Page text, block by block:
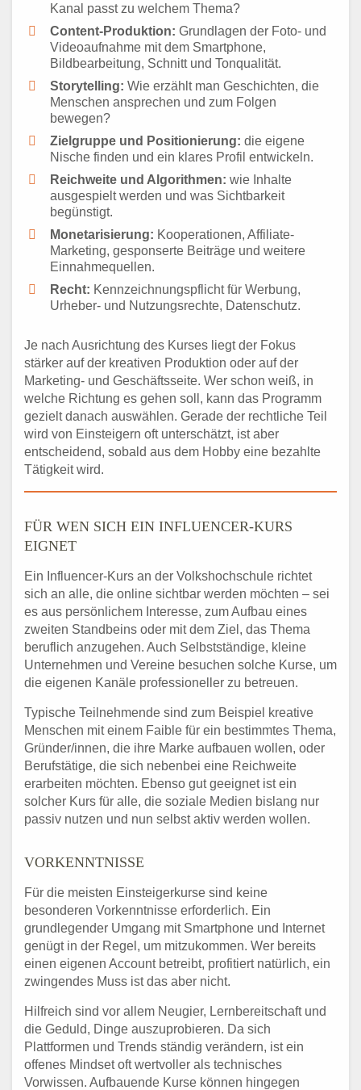
Kanal passt zu welchem Thema?
Content-Produktion: Grundlagen der Foto- und
Videoaufnahme mit dem Smartphone,
Bildbearbeitung, Schnitt und Tonqualität.
Storytelling: Wie erzählt man Geschichten, die
Menschen ansprechen und zum Folgen
bewegen?
Zielgruppe und Positionierung: die eigene
Nische finden und ein klares Profil entwickeln.
Reichweite und Algorithmen: wie Inhalte
ausgespielt werden und was Sichtbarkeit
begünstigt.
Monetarisierung: Kooperationen, Affiliate-
Marketing, gesponserte Beiträge und weitere
Einnahmequellen.
Recht: Kennzeichnungspflicht für Werbung,
Urheber- und Nutzungsrechte, Datenschutz.
Je nach Ausrichtung des Kurses liegt der Fokus
stärker auf der kreativen Produktion oder auf der
Marketing- und Geschäftsseite. Wer schon weiß, in
welche Richtung es gehen soll, kann das Programm
gezielt danach auswählen. Gerade der rechtliche Teil
wird von Einsteigern oft unterschätzt, ist aber
entscheidend, sobald aus dem Hobby eine bezahlte
Tätigkeit wird.
FÜR WEN SICH EIN INFLUENCER-KURS
EIGNET
Ein Influencer-Kurs an der Volkshochschule richtet
sich an alle, die online sichtbar werden möchten – sei
es aus persönlichem Interesse, zum Aufbau eines
zweiten Standbeins oder mit dem Ziel, das Thema
beruflich anzugehen. Auch Selbstständige, kleine
Unternehmen und Vereine besuchen solche Kurse, um
die eigenen Kanäle professioneller zu betreuen.
Typische Teilnehmende sind zum Beispiel kreative
Menschen mit einem Faible für ein bestimmtes Thema,
Gründer/innen, die ihre Marke aufbauen wollen, oder
Berufstätige, die sich nebenbei eine Reichweite
erarbeiten möchten. Ebenso gut geeignet ist ein
solcher Kurs für alle, die soziale Medien bislang nur
passiv nutzen und nun selbst aktiv werden wollen.
VORKENNTNISSE
Für die meisten Einsteigerkurse sind keine
besonderen Vorkenntnisse erforderlich. Ein
grundlegender Umgang mit Smartphone und Internet
genügt in der Regel, um mitzukommen. Wer bereits
einen eigenen Account betreibt, profitiert natürlich, ein
zwingendes Muss ist das aber nicht.
Hilfreich sind vor allem Neugier, Lernbereitschaft und
die Geduld, Dinge auszuprobieren. Da sich
Plattformen und Trends ständig verändern, ist ein
offenes Mindset oft wertvoller als technisches
Vorwissen. Aufbauende Kurse können hingegen